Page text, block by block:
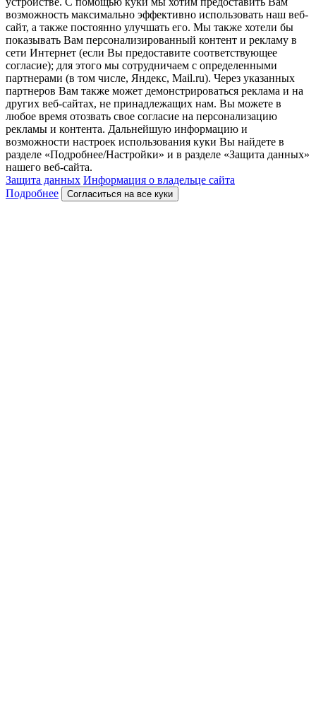
возможность максимально эффективно использовать наш веб-
сайт, а также постоянно улучшать его. Мы также хотели бы
показывать Вам персонализированный контент и рекламу в
сети Интернет (если Вы предоставите соответствующее
согласие); для этого мы сотрудничаем с определенными
партнерами (в том числе, Яндекс, Mail.ru). Через указанных
партнеров Вам также может демонстрироваться реклама и на
других веб-сайтах, не принадлежащих нам. Вы можете в
любое время отозвать свое согласие на персонализацию
рекламы и контента. Дальнейшую информацию и
возможности настроек использования куки Вы найдете в
разделе «Подробнее/Настройки» и в разделе «Защита данных»
нашего веб-сайта.
Защита данных Информация о владельце сайта
Подробнее
Согласиться на все куки